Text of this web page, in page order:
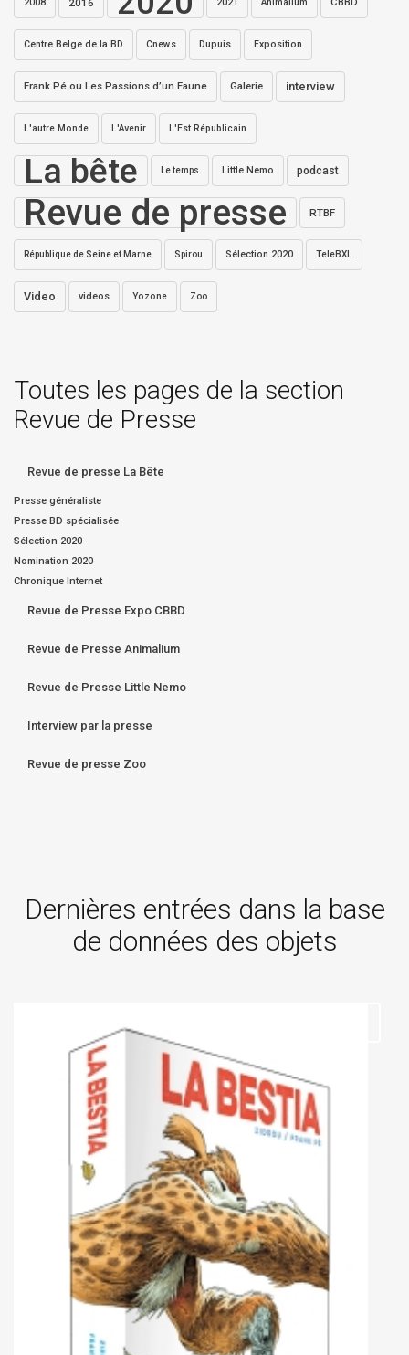
2008 2016 Animalium
Centre Belge de la BD Cnews Dupuis Exposition
Frank Pé ou Les Passions d’un Faune Galerie interview
L'autre Monde L'Avenir L'Est Républicain
La bête Le temps Little Nemo podcast
Revue de presse RTBF
République de Seine et Marne Spirou Sélection 2020 TeleBXL
Video videos Yozone Zoo
Toutes les pages de la section
Revue de Presse
Revue de presse La Bête
Presse généraliste
Presse BD spécialisée
Sélection 2020
Nomination 2020
Chronique Internet
Revue de Presse Expo CBBD
Revue de Presse Animalium
Revue de Presse Little Nemo
Interview par la presse
Revue de presse Zoo
Dernières entrées dans la base
de données des objets